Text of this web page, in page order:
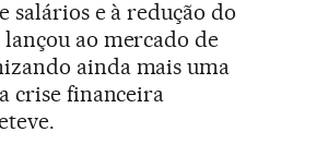
salários e à redução do
ao mercado de
ainda mais uma
crise financeira